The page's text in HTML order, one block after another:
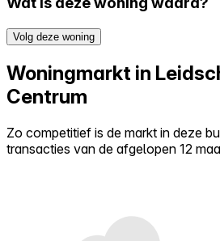
Volg deze woning
Woningmarkt in
Centrum
Zo competitief is de markt in deze
transacties van de afgelopen 12